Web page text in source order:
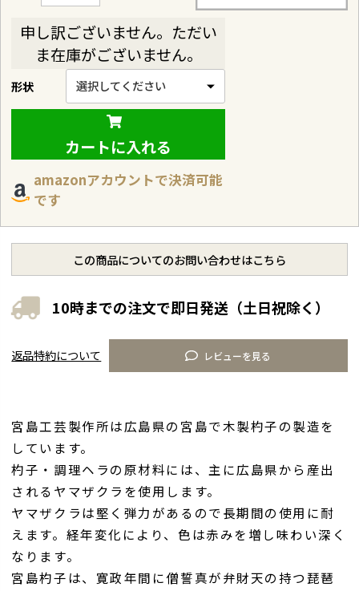
申し訳ございません。ただい
ま在庫がございません。
形状
カートに入れる
amazonアカウントで決済可能
です
10時までの注文で即日発送（土日祝除く）
この商品についてのお問い合わせはこちら
レビューを見る
返品特約について
宮島工芸製作所は広島県の宮島で木製杓子の製造を
しています。
杓子・調理ヘラの原材料には、主に広島県から産出
されるヤマザクラを使用します。
ヤマザクラは堅く弾力があるので長期間の使用に耐
えます。経年変化により、色は赤みを増し味わい深く
なります。
宮島杓子は、寛政年間に僧誓真が弁財天の持つ琵琶